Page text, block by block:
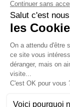
ACTUALITÉS